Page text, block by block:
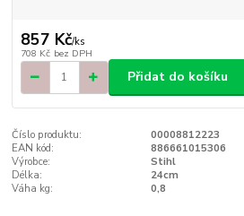
857 Kč/ks
708 Kč bez DPH
Přidat do košíku
Číslo produktu:
00008812223
EAN kód:
886661015306
Výrobce:
Stihl
Délka:
24cm
Váha kg:
0,8